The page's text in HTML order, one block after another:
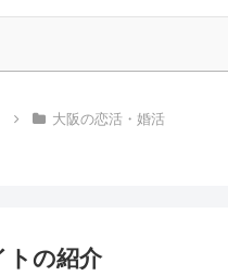
大阪の恋活・婚活
トの紹介